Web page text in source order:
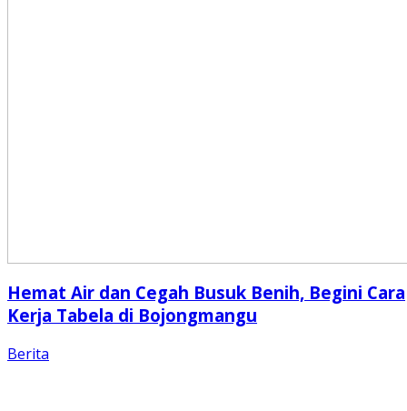
Hemat Air dan Cegah Busuk Benih, Begini Cara
Kerja Tabela di Bojongmangu
Berita